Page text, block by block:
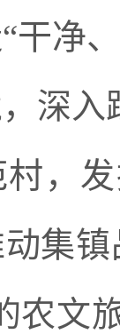
干净
深入
，
集
农文